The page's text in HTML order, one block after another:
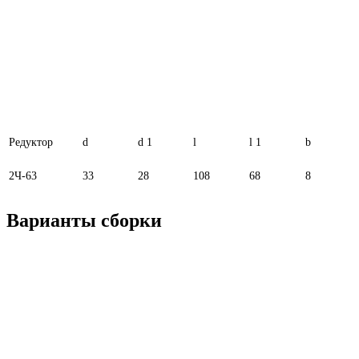
Редуктор d d 1 l l 1 b
2Ч-63 33 28 108 68 8
Варианты сборки